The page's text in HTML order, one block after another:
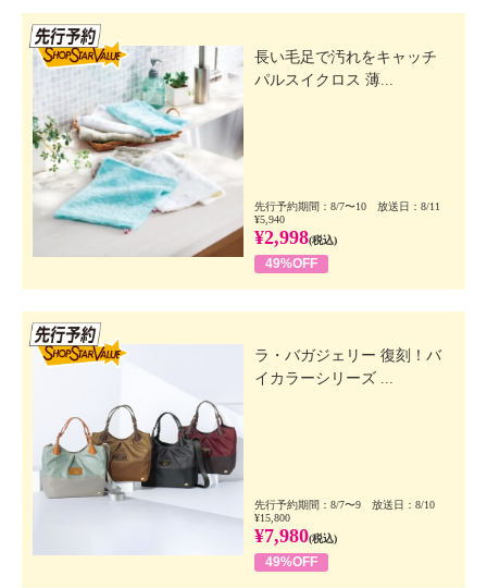
長い毛足で汚れをキャッチ
パルスイクロス 薄...
先行予約期間：8/7〜10 放送日：8/11
¥5,940
¥2,998(税込)
49%OFF
ラ・バガジェリー 復刻！バ
イカラーシリーズ ...
先行予約期間：8/7〜9 放送日：8/10
¥15,800
¥7,980(税込)
49%OFF